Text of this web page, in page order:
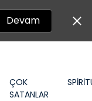
Devam
ÇOK
SATANLAR